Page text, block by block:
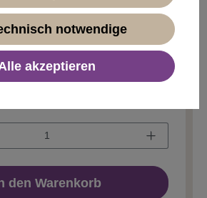
20% 11,99 €*
zzgl.Versandkosten
1-3 Tage
den Warenkorb
notwendige
akzeptieren